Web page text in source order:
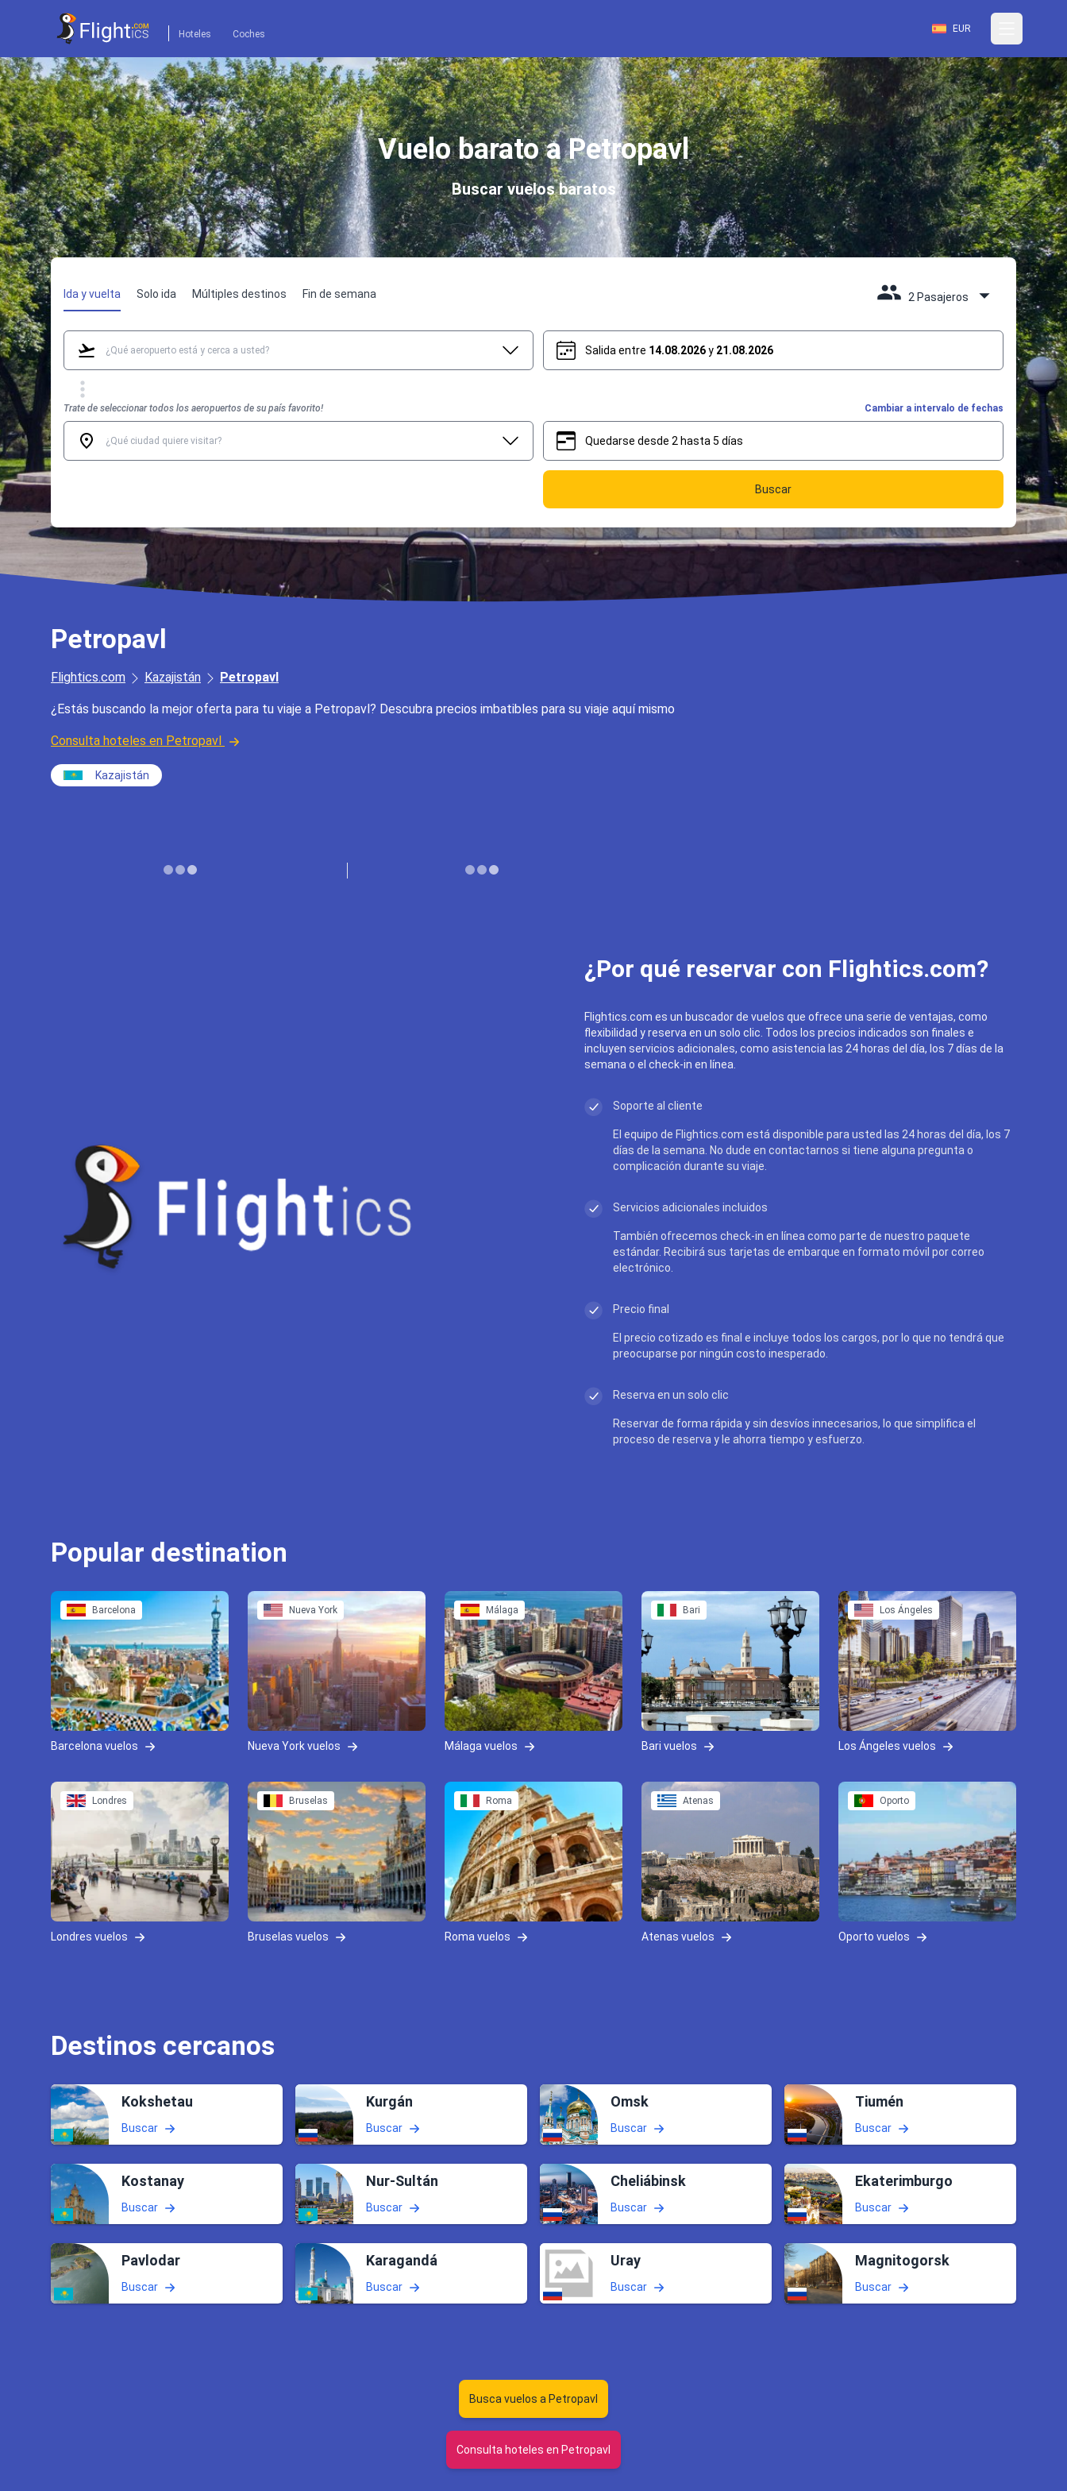
Hoteles Coches EUR
Vuelo barato a Petropavl
Buscar vuelos baratos
Ida y vuelta Solo ida Múltiples destinos Fin de semana 2 Pasajeros
Salida entre 14.08.2026y 21.08.2026
Trate de seleccionar todos los aeropuertos de su país favorito! Cambiar a intervalo de fechas
Quedarse desde 2 hasta 5 días
Buscar
Petropavl
Flightics.com Kazajistán Petropavl
¿Estás buscando la mejor oferta para tu viaje a Petropavl? Descubra precios imbatibles para su viaje aquí mismo
Consulta hoteles en Petropavl
Kazajistán
¿Por qué reservar con Flightics.com?
Flightics.com es un buscador de vuelos que ofrece una serie de ventajas, como
flexibilidad y reserva en un solo clic. Todos los precios indicados son finales e
incluyen servicios adicionales, como asistencia las 24 horas del día, los 7 días de la
semana o el check-in en línea.
Soporte al cliente
El equipo de Flightics.com está disponible para usted las 24 horas del día, los 7
días de la semana. No dude en contactarnos si tiene alguna pregunta o
complicación durante su viaje.
Servicios adicionales incluidos
También ofrecemos check-in en línea como parte de nuestro paquete
estándar. Recibirá sus tarjetas de embarque en formato móvil por correo
electrónico.
Precio final
El precio cotizado es final e incluye todos los cargos, por lo que no tendrá que
preocuparse por ningún costo inesperado.
Reserva en un solo clic
Reservar de forma rápida y sin desvíos innecesarios, lo que simplifica el
proceso de reserva y le ahorra tiempo y esfuerzo.
Popular destination
Barcelona
Barcelona vuelos
Nueva York
Nueva York vuelos
Málaga
Málaga vuelos
Bari
Bari vuelos
Los Ángeles
Los Ángeles vuelos
Londres
Londres vuelos
Bruselas
Bruselas vuelos
Roma
Roma vuelos
Atenas
Atenas vuelos
Oporto
Oporto vuelos
Destinos cercanos
Kokshetau
Buscar
Kurgán
Buscar
Omsk
Buscar
Tiumén
Buscar
Kostanay
Buscar
Nur-Sultán
Buscar
Cheliábinsk
Buscar
Ekaterimburgo
Buscar
Pavlodar
Buscar
Karagandá
Buscar
Uray
Buscar
Magnitogorsk
Buscar
Busca vuelos a Petropavl
Consulta hoteles en Petropavl